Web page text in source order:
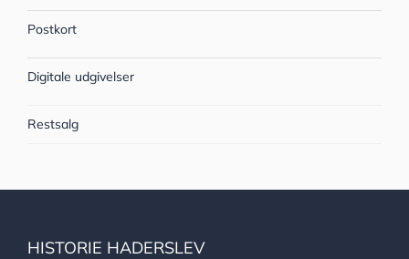
Postkort
Digitale udgivelser
Restsalg
HISTORIE HADERSLEV